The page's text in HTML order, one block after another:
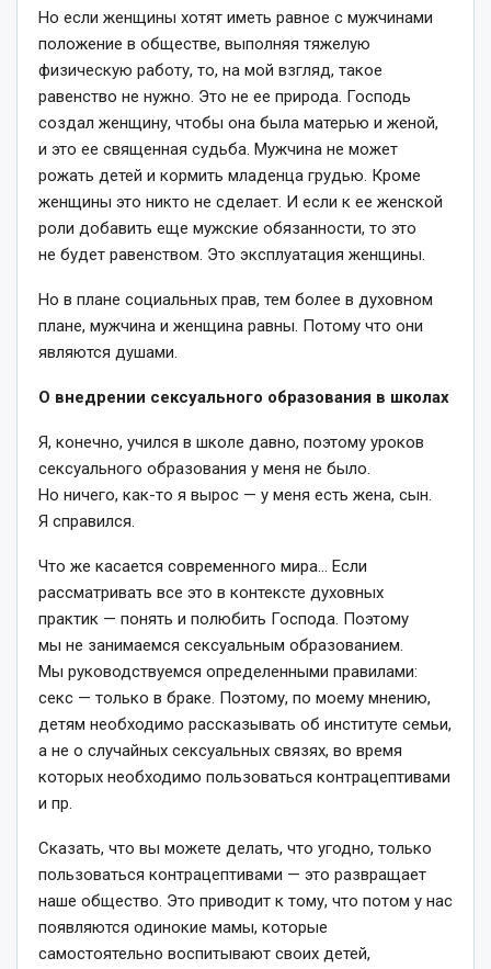
Но если женщины хотят иметь равное с мужчинами
положение в обществе, выполняя тяжелую
физическую работу, то, на мой взгляд, такое
равенство не нужно. Это не ее природа. Господь
создал женщину, чтобы она была матерью и женой,
и это ее священная судьба. Мужчина не может
рожать детей и кормить младенца грудью. Кроме
женщины это никто не сделает. И если к ее женской
роли добавить еще мужские обязанности, то это
не будет равенством. Это эксплуатация женщины.
Но в плане социальных прав, тем более в духовном
плане, мужчина и женщина равны. Потому что они
являются душами.
О внедрении сексуального образования в школах
Я, конечно, учился в школе давно, поэтому уроков
сексуального образования у меня не было.
Но ничего, как-то я вырос — у меня есть жена, сын.
Я справился.
Что же касается современного мира… Если
рассматривать все это в контексте духовных
практик — понять и полюбить Господа. Поэтому
мы не занимаемся сексуальным образованием.
Мы руководствуемся определенными правилами:
секс — только в браке. Поэтому, по моему мнению,
детям необходимо рассказывать об институте семьи,
а не о случайных сексуальных связях, во время
которых необходимо пользоваться контрацептивами
и пр.
Сказать, что вы можете делать, что угодно, только
пользоваться контрацептивами — это развращает
наше общество. Это приводит к тому, что потом у нас
появляются одинокие мамы, которые
самостоятельно воспитывают своих детей,